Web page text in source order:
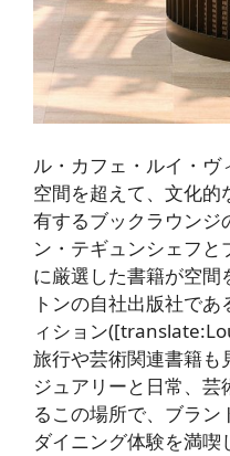
ル・カフェ・ルイ・ヴ
空間を超えて、文化
有するブックラウンジ
ン・テギュンシェフ
に厳選した書籍が空間
トンの自社出版社で
ィション
旅行や芸術関連書籍も
ジュアリーと日常、
るこの場所で、ブラ
ダイニング体験を満喫